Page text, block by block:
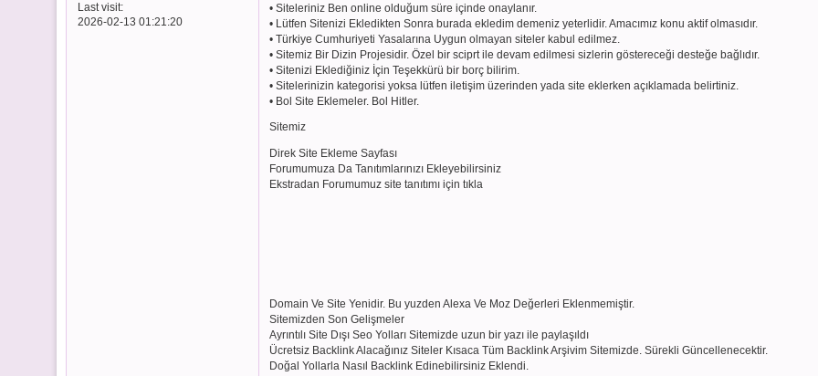
Last visit:
2026-02-13 01:21:20
• Siteleriniz Ben online olduğum süre içinde onaylanır.
• Lütfen Sitenizi Ekledikten Sonra burada ekledim demeniz yeterlidir. Amacımız konu aktif olmasıdır.
• Türkiye Cumhuriyeti Yasalarına Uygun olmayan siteler kabul edilmez.
• Sitemiz Bir Dizin Projesidir. Özel bir sciprt ile devam edilmesi sizlerin göstereceği desteğe bağlıdır.
• Sitenizi Eklediğiniz İçin Teşekkürü bir borç bilirim.
• Sitelerinizin kategorisi yoksa lütfen iletişim üzerinden yada site eklerken açıklamada belirtiniz.
• Bol Site Eklemeler. Bol Hitler.
Sitemiz
Direk Site Ekleme Sayfası
Forumumuza Da Tanıtımlarınızı Ekleyebilirsiniz
Ekstradan Forumumuz site tanıtımı için tıkla
Domain Ve Site Yenidir. Bu yuzden Alexa Ve Moz Değerleri Eklenmemiştir.
Sitemizden Son Gelişmeler
Ayrıntılı Site Dışı Seo Yolları Sitemizde uzun bir yazı ile paylaşıldı
Ücretsiz Backlink Alacağınız Siteler Kısaca Tüm Backlink Arşivim Sitemizde. Sürekli Güncellenecektir.
Doğal Yollarla Nasıl Backlink Edinebilirsiniz Eklendi.